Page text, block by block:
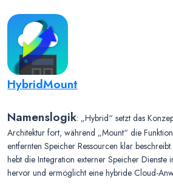
HybridMount
Namenslogik: „Hybrid“ setzt das
Architektur fort, während „Mount“ die
entfernten Speicher Ressourcen klar
hebt die Integration externer Speicher Dienste
hervor und ermöglicht eine hybride Cloud-